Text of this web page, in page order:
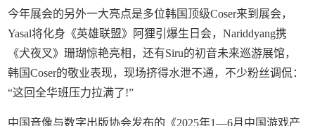
今年展会的另外一大亮点是多位韩国顶级Coser来到展会，
Yasal将化身《英雄联盟》阿狸引爆生日会，Nariddyang携
《犬夜叉》珊瑚惊艳亮相，还有Siru的初音未来巡游展馆，
韩国Coser的敬业表现，现场挤得水泄不通，不少粉丝调侃：
“这回全华班压力拉满了!”
中国音像与数字出版协会发布的《2025年1—6月中国游戏产